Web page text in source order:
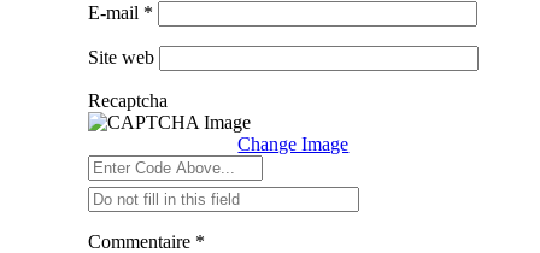
E-mail *
Site web
Recaptcha
Change Image
Commentaire *